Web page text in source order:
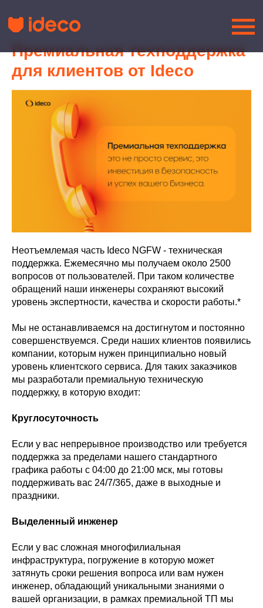
Премиальная техподдержка
для клиентов от Ideco
Неотъемлемая часть Ideco NGFW - техническая
поддержка. Ежемесячно мы получаем около 2500
вопросов от пользователей. При таком количестве
обращений наши инженеры сохраняют высокий
уровень экспертности, качества и скорости работы.*
Мы не останавливаемся на достигнутом и постоянно
совершенствуемся. Среди наших клиентов появились
компании, которым нужен принципиально новый
уровень клиентского сервиса. Для таких заказчиков
мы разработали премиальную техническую
поддержку, в которую входит:
Круглосуточность
Если у вас непрерывное производство или требуется
поддержка за пределами нашего стандартного
графика работы с 04:00 до 21:00 мск, мы готовы
поддерживать вас 24/7/365, даже в выходные и
праздники.
Выделенный инженер
Если у вас сложная многофилиальная
инфраструктура, погружение в которую может
затянуть сроки решения вопроса или вам нужен
инженер, обладающий уникальными знаниями о
вашей организации, в рамках премиальной ТП мы